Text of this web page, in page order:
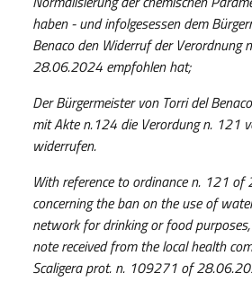
haben - und infolgesessen dem
Benaco den Widerruf der Verordnung
28.06.2024 empfohlen hat;
Der Bürgermeister von Torri del
mit Akte n.124 die Verordung n. 121
widerrufen.
With reference to ordinance n. 121
concerning the ban on the use of
network for drinking or food
note received from the local health
Scaligera prot. n. 109271 of